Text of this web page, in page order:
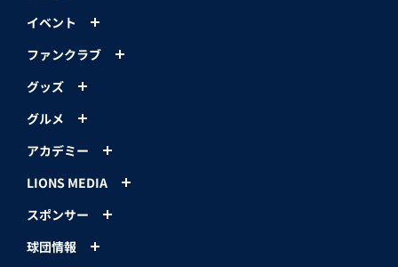
イベント
ファンクラブ
グッズ
グルメ
アカデミー
LIONS MEDIA
スポンサー
球団情報